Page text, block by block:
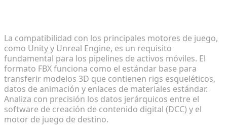
La compatibilidad con los principales motores de juego,
como Unity y Unreal Engine, es un requisito
fundamental para los pipelines de activos móviles. El
formato FBX funciona como el estándar base para
transferir modelos 3D que contienen rigs esqueléticos,
datos de animación y enlaces de materiales estándar.
Analiza con precisión los datos jerárquicos entre el
software de creación de contenido digital (DCC) y el
motor de juego de destino.